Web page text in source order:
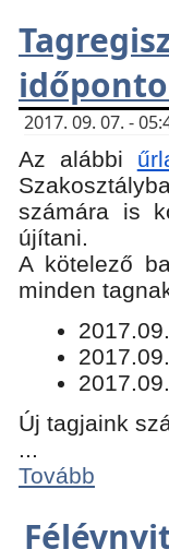
2017. 09. 07. -
Az alábbi
számára is
újítani.
​A kötelező
minden
Új tagjaink
Tovább